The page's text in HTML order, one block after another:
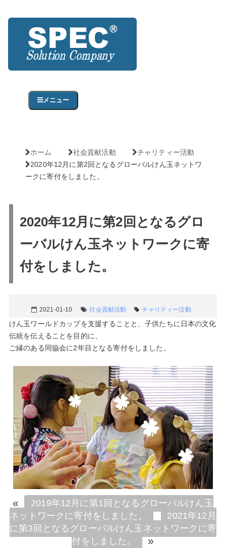
メニュー
ホーム 社会貢献活動
チャリティー活動
2020年12月に第2回となるグローバルけん玉ネットワ
ークに寄付をしました。
2020年12月に第2回となるグロ
ーバルけん玉ネットワークに寄
付をしました。
2021-01-10 社会貢献活動 チャリティー活動
けん玉ワールドカップを支援することと、子供たちに日本の文化
伝統を伝えることを目的に、
ご縁のある同協会に2年目となる寄付をしました。
«
2019年12月に第1回となるグローバルけん玉
ネットワークに寄付をしました。
2021年12月
に第3回となるグローバルけん玉ネットワークに寄
付をしました。
»